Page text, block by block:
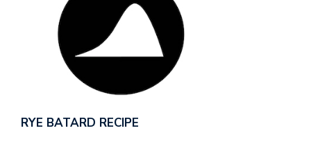
RYE BATARD RECIPE